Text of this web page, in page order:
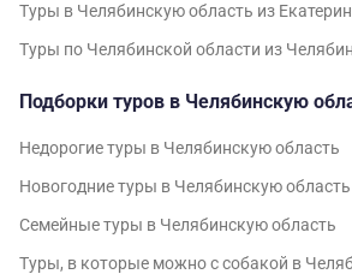
Туры в Челябинскую область из
Туры по Челябинской области из
Подборки туров в Челябинскую
Недорогие туры в Челябинскую область
Новогодние туры в Челябинскую область
Семейные туры в Челябинскую область
Туры, в которые можно с собакой в